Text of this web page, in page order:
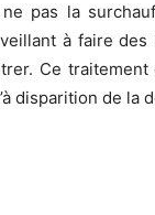
pas la
à faire des
Ce
disparition de la